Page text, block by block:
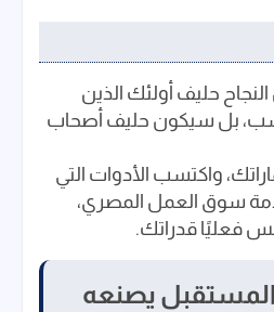
يكون النجاح حليف أولئك الذين
بل سيكون حليف أصحاب
واكتسب الأدوات التي
سوق العمل المصري،
فعليًا قدراتك.
المستقبل يصنعه